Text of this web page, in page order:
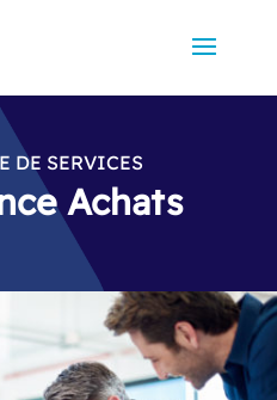
DE SERVICES
Achats